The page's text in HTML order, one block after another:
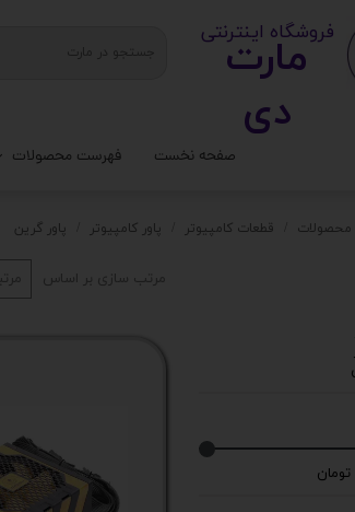
صفحه نخست فهرست محصولات
قطعات کامپیوتر
کامپیوتر رومیزی
لوازم جانبی
مارت
دی​​​​​​
​ ​فروشگاه اینترنتی
قطعات کامپیوتر پاور کامپیوتر پاور گرین
مرتب سازی بر اساس